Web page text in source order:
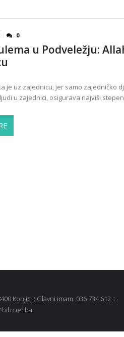
0
u Podveležju:
je uz zajednicu, jer samo zajedničko
u zajednici, osigurava najviši
Konjic :: Glavni imam: 036 734 612 ::